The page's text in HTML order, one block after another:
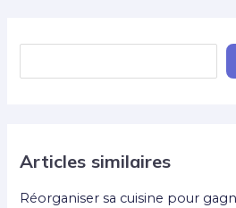
Articles similaires
Réorganiser sa cuisine pour